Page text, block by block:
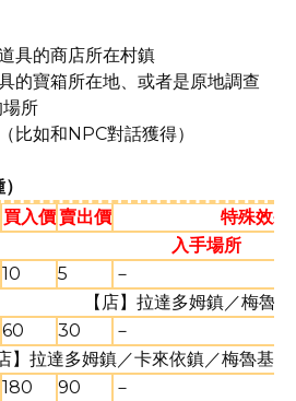
具的商店所在村鎮
的寶箱所在地、或者是原地調查
所
比如和NPC對話獲得）
買入價賣出價
特殊效果
入手場所
10 5
－
【店】拉達多姆鎮／梅魯
60 30
－
店】拉達多姆鎮／卡來依鎮／梅魯基特
180 90
－